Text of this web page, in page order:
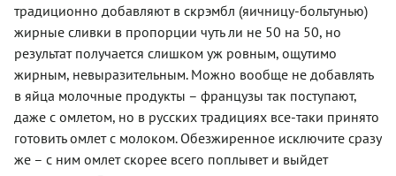
традиционно добавляют в скрэмбл (яичницу-больтунью)
жирные сливки в пропорции чуть ли не 50 на 50, но
результат получается слишком уж ровным, ощутимо
жирным, невыразительным. Можно вообще не добавлять
в яйца молочные продукты – французы так поступают,
даже с омлетом, но в русских традициях все-таки принято
готовить омлет с молоком. Обезжиренное исключите сразу
же – с ним омлет скорее всего поплывет и выйдет